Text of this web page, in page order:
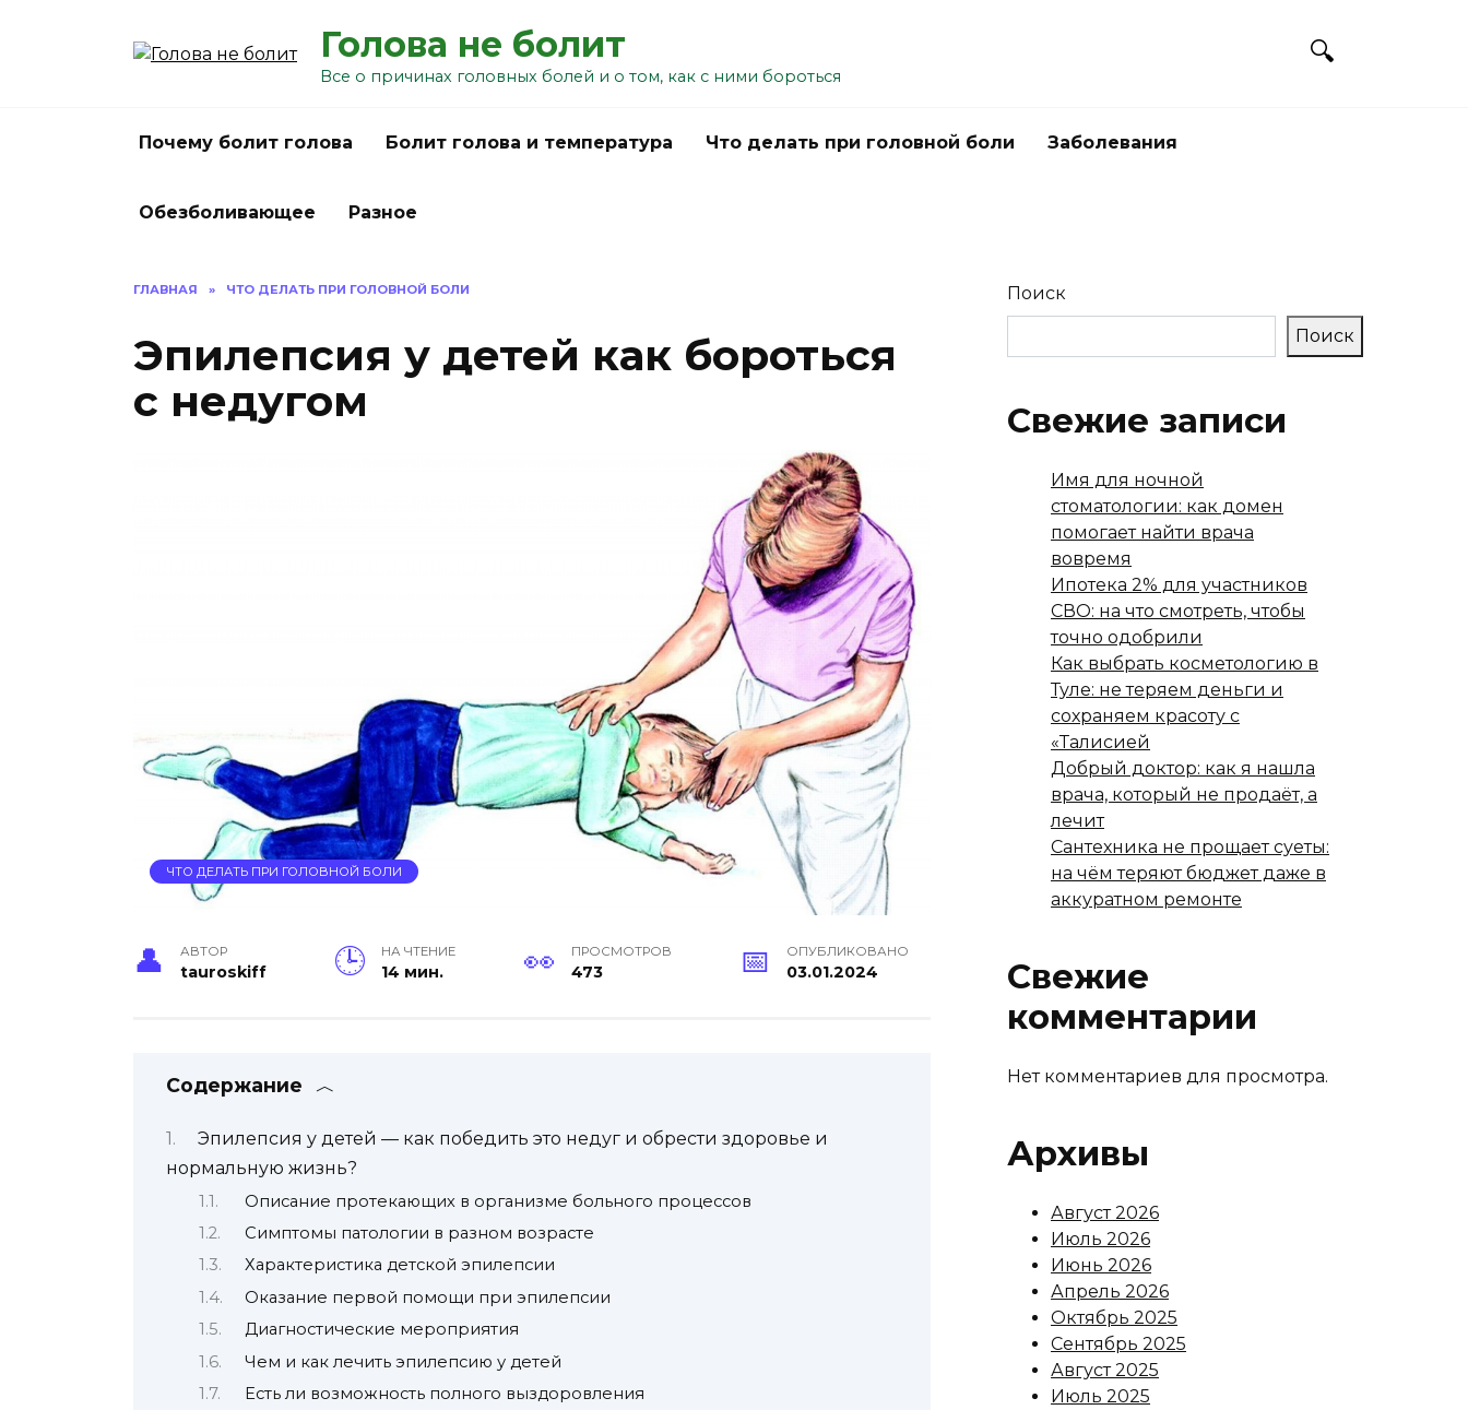
Голова не болит
Все о причинах головных болей и о том, как с ними бороться
Почему болит голова Болит голова и температура Что делать при головной боли Заболевания
Обезболивающее Разное
ГЛАВНАЯ » ЧТО ДЕЛАТЬ ПРИ ГОЛОВНОЙ БОЛИ
Эпилепсия у детей как бороться
с недугом
ЧТО ДЕЛАТЬ ПРИ ГОЛОВНОЙ БОЛИ
АВТОР
tauroskiff
НА ЧТЕНИЕ
14 мин.
ПРОСМОТРОВ
473
ОПУБЛИКОВАНО
03.01.2024
Содержание
Эпилепсия у детей — как победить это недуг и обрести здоровье и
нормальную жизнь?
Описание протекающих в организме больного процессов
Симптомы патологии в разном возрасте
Характеристика детской эпилепсии
Оказание первой помощи при эпилепсии
Диагностические мероприятия
Чем и как лечить эпилепсию у детей
Есть ли возможность полного выздоровления
Поиск
Поиск
Свежие записи
Имя для ночной
стоматологии: как домен
помогает найти врача
вовремя
Ипотека 2% для участников
СВО: на что смотреть, чтобы
точно одобрили
Как выбрать косметологию в
Туле: не теряем деньги и
сохраняем красоту с
«Талисией
Добрый доктор: как я нашла
врача, который не продаёт, а
лечит
Сантехника не прощает суеты:
на чём теряют бюджет даже в
аккуратном ремонте
Свежие
комментарии
Нет комментариев для просмотра.
Архивы
Август 2026
Июль 2026
Июнь 2026
Апрель 2026
Октябрь 2025
Сентябрь 2025
Август 2025
Июль 2025